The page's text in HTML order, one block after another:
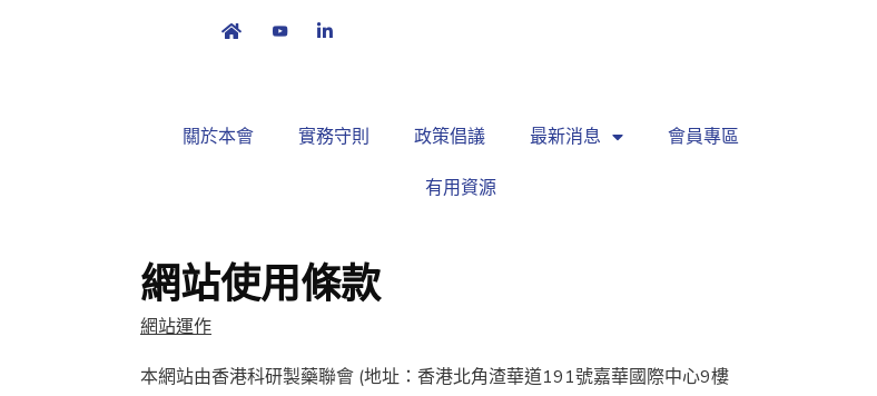
關於本會 實務守則 政策倡議 最新消息 會員專區
有用資源
網站使用條款
網站運作
本網站由香港科研製藥聯會 (地址：香港北角渣華道191號嘉華國際中心9樓